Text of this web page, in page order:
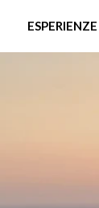
ESPERIENZE